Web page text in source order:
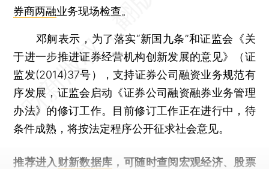
券商两融业务现场检查。
邓舸表示，为了落实“新国九条”和证监会《关
于进一步推进证券经营机构创新发展的意见》（证
监发(2014)37号），支持证券公司融资业务规范有
序发展，证监会启动《证券公司融资融券业务管理
办法》的修订工作。目前修订工作正在进行中，待
条件成熟，将按法定程序公开征求社会意见。
推荐进入 财新数据库 ，可随时查阅宏观经济、股票